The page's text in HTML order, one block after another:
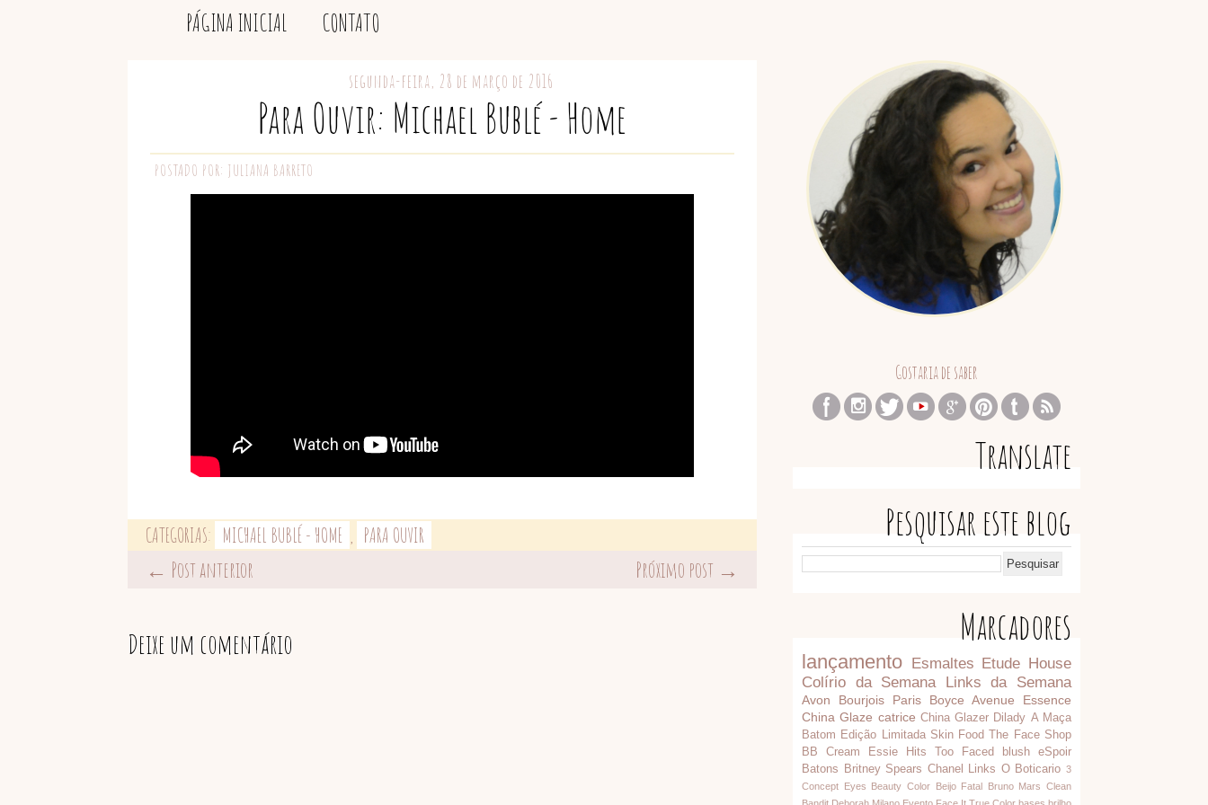
PÁGINA INICIAL CONTATO
segunda-feira, 28 de março de 2016
Para Ouvir: Michael Bublé - Home
POSTADO POR: JULIANA BARRETO
CATEGORIAS: MICHAEL BUBLÉ - HOME PARA OUVIR
Próximo post →
← Post anterior
Deixe um comentário
Juliana
Gostaria de saber
Translate
Pesquisar este blog
Marcadores
lançamento Esmaltes Etude House
Colírio da Semana
Links da Semana
Avon Bourjois Paris Boyce Avenue
Essence
China Glaze catrice China Glazer Dilady A Maça
Batom Edição Limitada Skin Food The Face Shop
BB Cream
Essie Hits Too Faced blush
eSpoir
Batons
Britney Spears Chanel Links O Boticario 3
Concept Eyes Beauty Color Beijo Fatal Bruno Mars Clean
Bandit Deborah Milano Evento Face It True Color bases brilho